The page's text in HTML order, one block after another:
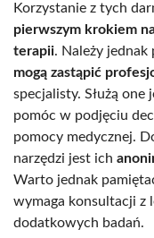
Korzystanie z tych
pierwszym krokiem
terapii. Należy jednak
mogą zastąpić
specjalisty. Służą
pomóc w podjęciu
pomocy medycznej.
narzędzi jest ich
Warto jednak
wymaga konsultacji z
dodatkowych badań.